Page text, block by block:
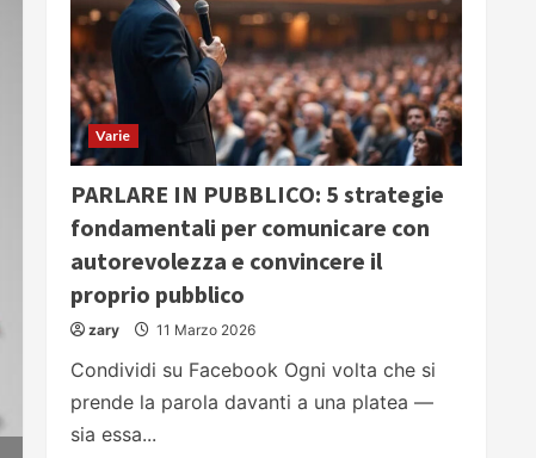
Varie
PARLARE IN PUBBLICO: 5 strategie
fondamentali per comunicare con
autorevolezza e convincere il
proprio pubblico
zary 11 Marzo 2026
Condividi su Facebook Ogni volta che si
prende la parola davanti a una platea —
sia essa...